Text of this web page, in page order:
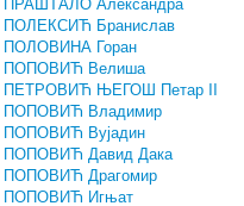
ПОЛЕКСИЋ Бранислав
ПОЛОВИНА Горан
ПОПОВИЋ Велиша
ПЕТРОВИЋ ЊЕГОШ Петар II
ПОПОВИЋ Владимир
ПОПОВИЋ Вујадин
ПОПОВИЋ Давид Дака
ПОПОВИЋ Драгомир
ПОПОВИЋ Игњат